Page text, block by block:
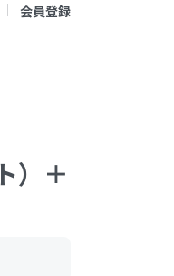
会員登録
）＋